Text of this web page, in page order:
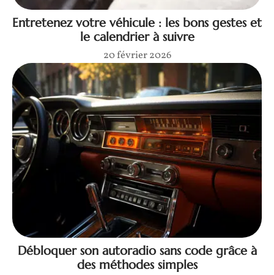
Entretenez votre véhicule : les bons gestes et
le calendrier à suivre
20 février 2026
Débloquer son autoradio sans code grâce à
des méthodes simples